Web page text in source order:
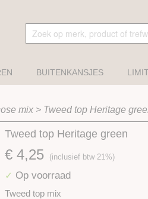
BUITENKANSJES
mix > Tweed top Heritage
Tweed top Heritage green
€ 4,25 (inclusief btw 21%)
✓ Op voorraad
Tweed top mix